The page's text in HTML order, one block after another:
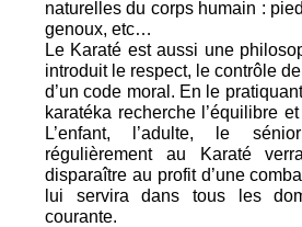
naturelles du corps humain :
genoux, etc…
Le Karaté est aussi une
introduit le respect, le contrôle
d’un code moral. En le
karatéka recherche l’équilibre
L’enfant, l’adulte, le
régulièrement au Karaté
disparaître au profit d’une
lui servira dans tous les
courante.